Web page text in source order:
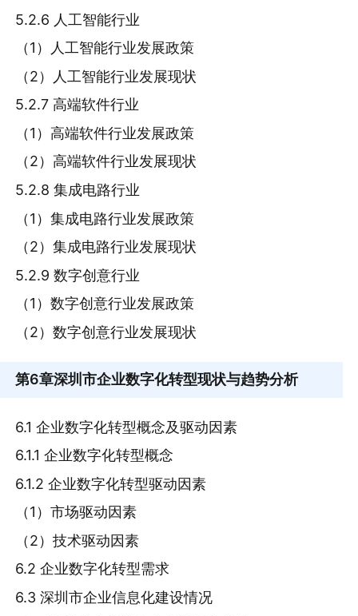
5.2.6 人工智能行业
（1）人工智能行业发展政策
（2）人工智能行业发展现状
5.2.7 高端软件行业
（1）高端软件行业发展政策
（2）高端软件行业发展现状
5.2.8 集成电路行业
（1）集成电路行业发展政策
（2）集成电路行业发展现状
5.2.9 数字创意行业
（1）数字创意行业发展政策
（2）数字创意行业发展现状
第6章深圳市企业数字化转型现状与趋势分析
6.1 企业数字化转型概念及驱动因素
6.1.1 企业数字化转型概念
6.1.2 企业数字化转型驱动因素
（1）市场驱动因素
（2）技术驱动因素
6.2 企业数字化转型需求
6.3 深圳市企业信息化建设情况